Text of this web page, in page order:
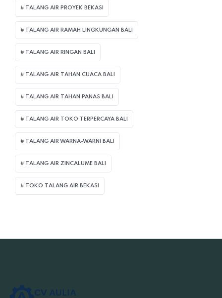
TALANG AIR PROYEK BEKASI
TALANG AIR RAMAH LINGKUNGAN BALI
TALANG AIR RINGAN BALI
TALANG AIR TAHAN CUACA BALI
TALANG AIR TAHAN PANAS BALI
TALANG AIR TOKO TERPERCAYA BALI
TALANG AIR WARNA-WARNI BALI
TALANG AIR ZINCALUME BALI
TOKO TALANG AIR BEKASI